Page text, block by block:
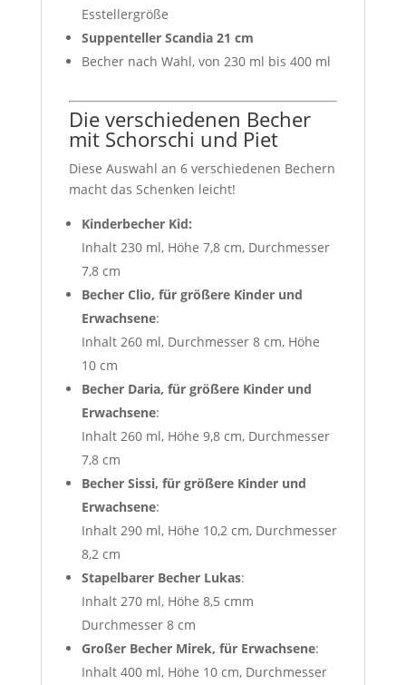
Esstellergröße
Suppenteller Scandia 21 cm
Becher nach Wahl, von 230 ml bis 400 ml
Die verschiedenen Becher
mit Schorschi und Piet
Diese Auswahl an 6 verschiedenen Bechern
macht das Schenken leicht!
Kinderbecher Kid:
Inhalt 230 ml, Höhe 7,8 cm, Durchmesser
7,8 cm
Becher Clio, für größere Kinder und
Erwachsene:
Inhalt 260 ml, Durchmesser 8 cm, Höhe
10 cm
Becher Daria, für größere Kinder und
Erwachsene:
Inhalt 260 ml, Höhe 9,8 cm, Durchmesser
7,8 cm
Becher Sissi, für größere Kinder und
Erwachsene:
Inhalt 290 ml, Höhe 10,2 cm, Durchmesser
8,2 cm
Stapelbarer Becher Lukas:
Inhalt 270 ml, Höhe 8,5 cmm
Durchmesser 8 cm
Großer Becher Mirek, für Erwachsene:
Inhalt 400 ml, Höhe 10 cm, Durchmesser